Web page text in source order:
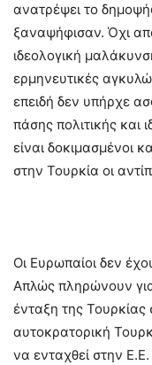
ανατρέψει το
ξαναψήφισαν. Όχι
ιδεολογική
ερμηνευτικές
επειδή δεν υπήρχε
πάσης πολιτικής και
είναι δοκιμασμένοι
στην Τουρκία οι
Οι Ευρωπαίοι δεν
Απλώς πληρώνουν
ένταξη της Τουρκίας
αυτοκρατορική
να ενταχθεί στην Ε.Ε.